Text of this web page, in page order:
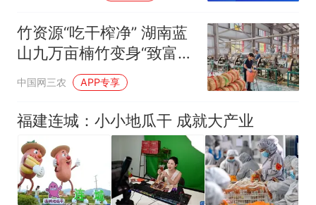
竹资源“吃干榨净” 湖南蓝
山九万亩楠竹变身“致富
竹”
中国网三农 APP专享
福建连城：小小地瓜干 成就大产业